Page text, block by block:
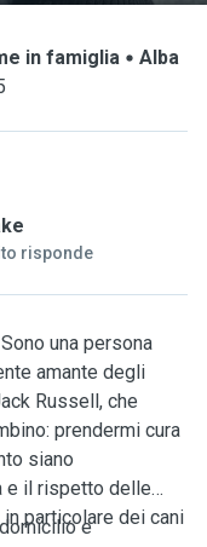
in famiglia
Alba
risponde
una persona
amante degli
Russell, che
prendermi cura
siano
e il rispetto delle
particolare dei cani
e